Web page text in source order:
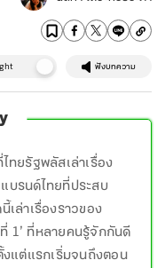
ฟังบทความ
ทยรัฐพลัสเล่าเรื่อง
บรนด์ไทยที่ประสบ
เล่าเรื่องราวของ
1’ ที่หลายคนรู้จักกันดี
แต่แรกเริ่มจนถึงตอน